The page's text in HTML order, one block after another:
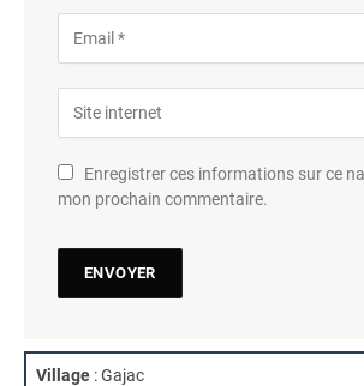
Enregistrer ces informations sur ce
mon prochain commentaire.
Village : Gajac